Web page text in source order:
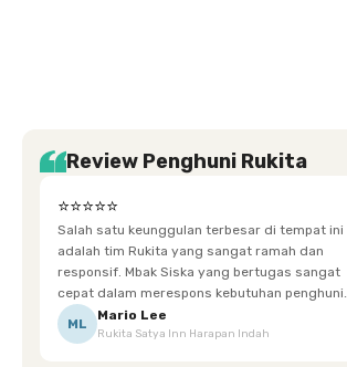
Review Penghuni Rukita
⭐⭐⭐⭐⭐
Salah satu keunggulan terbesar di tempat ini
adalah tim Rukita yang sangat ramah dan
responsif. Mbak Siska yang bertugas sangat
cepat dalam merespons kebutuhan penghuni.
Ketika saya meminta keset karena sempat
terpeleset, permintaan tersebut langsung
ML
Mario Lee
Rukita Satya Inn Harapan Indah